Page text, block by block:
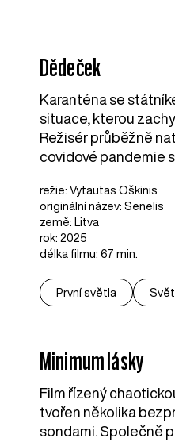
Dědeček
Karanténa se
situace, kterou
Režisér průběžně
covidové pandemie
režie: Vytautas Oškinis
originální název: Senelis
země: Litva
rok: 2025
délka filmu: 67 min.
První světla
Minimum lásky
Film řízený
tvořen několika
sondami. Společně